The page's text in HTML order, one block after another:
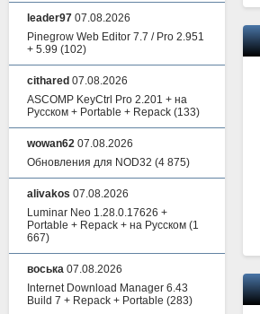
leader97 07.08.2026
Pinegrow Web Editor 7.7 / Pro 2.951
+ 5.99 (102)
cithared 07.08.2026
ASCOMP KeyCtrl Pro 2.201 + на
Русском + Portable + Repack (133)
wowan62 07.08.2026
Обновления для NOD32 (4 875)
alivakos 07.08.2026
Luminar Neo 1.28.0.17626 +
Portable + Repack + на Русском (1
667)
воська 07.08.2026
Internet Download Manager 6.43
Build 7 + Repack + Portable (283)